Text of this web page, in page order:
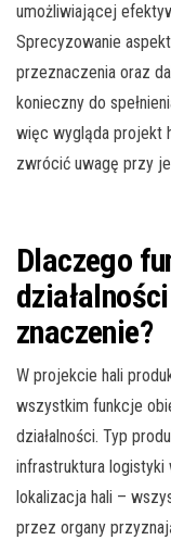
umożliwiającej
Sprecyzowanie
przeznaczenia oraz
konieczny do
więc wygląda projekt
zwrócić uwagę przy
Dlaczego
znaczenie?
W projekcie hali
wszystkim funkcje
działalności. Typ
infrastruktura
lokalizacja hali –
przez organy